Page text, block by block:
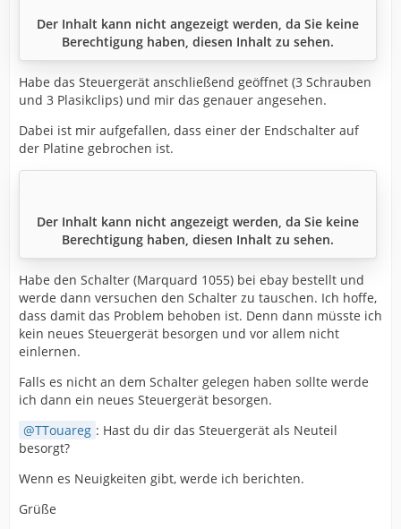
Der Inhalt kann nicht angezeigt werden, da Sie keine
Berechtigung haben, diesen Inhalt zu sehen.
Habe das Steuergerät anschließend geöffnet (3 Schrauben
und 3 Plasikclips) und mir das genauer angesehen.
Dabei ist mir aufgefallen, dass einer der Endschalter auf
der Platine gebrochen ist.
Der Inhalt kann nicht angezeigt werden, da Sie keine
Berechtigung haben, diesen Inhalt zu sehen.
Habe den Schalter (Marquard 1055) bei ebay bestellt und
werde dann versuchen den Schalter zu tauschen. Ich hoffe,
dass damit das Problem behoben ist. Denn dann müsste ich
kein neues Steuergerät besorgen und vor allem nicht
einlernen.
Falls es nicht an dem Schalter gelegen haben sollte werde
ich dann ein neues Steuergerät besorgen.
TTouareg : Hast du dir das Steuergerät als Neuteil
besorgt?
Wenn es Neuigkeiten gibt, werde ich berichten.
Grüße